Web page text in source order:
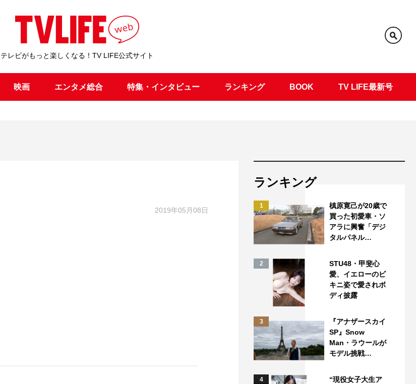
テレビがもっと楽しくなる！TV LIFE公式サイト
映画 エンタメ総合 特集・インタビュー ランキング BOOK TV LIFE最新号
2019年05月08日
ランキング
1
槙原寛己が20歳で
買った初愛車・ソ
アラに興奮「デジ
タルパネル…
2
STU48・甲斐心
愛、イエローのビ
キニ姿で愛されボ
ディ披露
3
『アナザースカイ
SP』Snow
Man・ラウールが
モデル挑戦…
4
“現役女子大生ア